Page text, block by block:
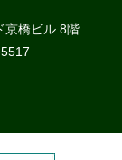
京橋ビル 8階